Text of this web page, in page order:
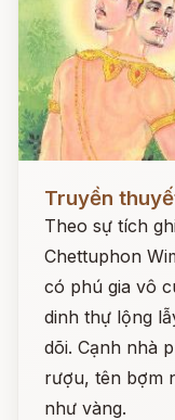
Đọc ngay
Truyền
Theo sự tích
Chettuphon
có phú gia vô
dinh thự lộng
dõi. Cạnh nhà
rượu, tên bợm
như vàng.